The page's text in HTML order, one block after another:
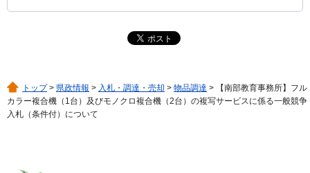
トップ> 県政情報 > 入札・調達・売却 > 物品調達 > 【南部教育事務所】フル
カラー複合機（1台）及びモノクロ複合機（2台）の複写サービスに係る一般競争
入札（条件付）について